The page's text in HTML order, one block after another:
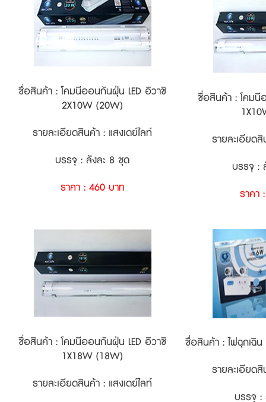
ชื่อสินค้า : โคมนีออนกันฝุ่น LED อิวาชิ
2X10W (20W)
รายละเอียดสินค้า : แสงเดย์ไลท์
บรรจุ : ลังละ 8 ชุด
ราคา : 460 บาท
ชื่อสินค้า : โคมนี
รายละเอียด
บรรจุ :
ราคา
ชื่อสินค้า : โคมนีออนกันฝุ่น LED อิวาชิ
1X18W (18W)
รายละเอียดสินค้า : แสงเดย์ไลท์
ชื่อสินค้า : ไฟฉุกเฉิน
รายละเอียด
บรรจุ :